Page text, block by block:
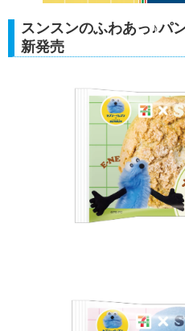
スンスンのふわあっ♪パ
新発売